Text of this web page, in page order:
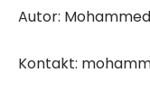
Autor:
Kontakt: